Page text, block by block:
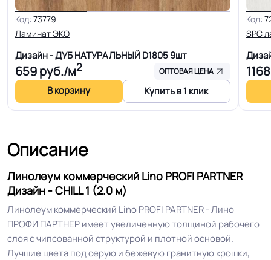
Ширина
Толщина
Область применения
Для кабинета, Для гостинной, Для
класса школ, Для кабинетов цеха,
Допуск изменения
толщин
+-10% мм
Код: 73779
Ламинат ЭКО
Дизайн - ДУБ НАТУРАЛЬНЫЙ D18059шт
659руб./м2 ОПТОВАЯ ЦЕНА
В корзину Купить в 1 клик
Код:
SPC
1168
Описание
Линолеум коммерческий Lino PROFI PARTNER
Дизайн - CHILL 1 (2.0 м)
Линолеум коммерческий Lino PROFI PARTNER - Лино
ПРОФИ ПАРТНЕР имеет увеличенную толщиной рабочего
слоя с чипсованной структурой и плотной основой.
Лучшие цвета под серую и бежевую гранитную крошки,